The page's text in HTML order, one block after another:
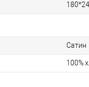
Сатин
100%